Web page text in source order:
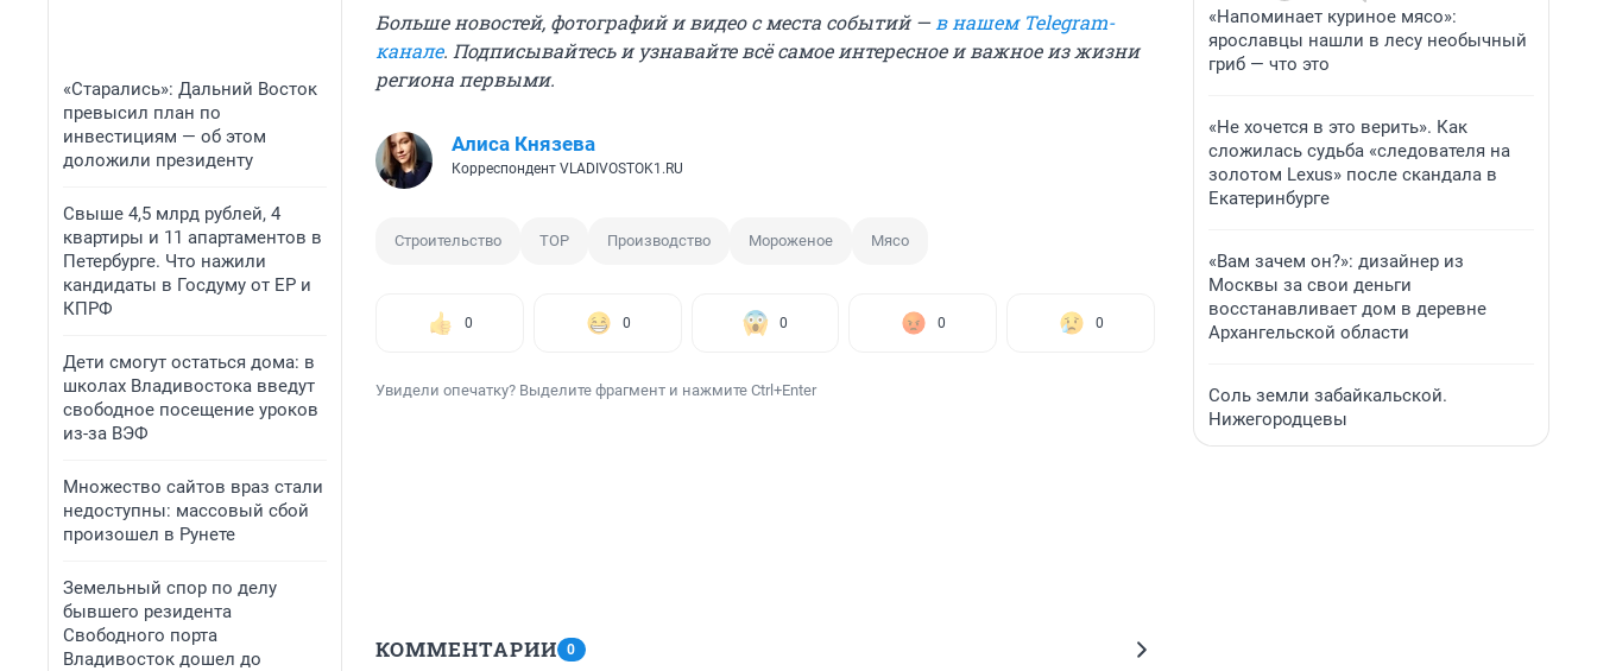
«Старались»: Дальний Восток
превысил план по
инвестициям — об этом
доложили президенту
Свыше 4,5 млрд рублей, 4
квартиры и 11 апартаментов в
Петербурге. Что нажили
кандидаты в Госдуму от ЕР и
КПРФ
Дети смогут остаться дома: в
школах Владивостока введут
свободное посещение уроков
из-за ВЭФ
Множество сайтов враз стали
недоступны: массовый сбой
произошел в Рунете
Земельный спор по делу
бывшего резидента
Свободного порта
Владивосток дошел до
Больше новостей, фотографий и видео с места событий — в нашем Telegram-
канале. Подписывайтесь и узнавайте всё самое интересное и важное из жизни
региона первыми.
Алиса Князева
Корреспондент VLADIVOSTOK1.RU
Строительство ТОР Производство Мороженое Мясо
0 0 0 0 0
Увидели опечатку? Выделите фрагмент и нажмите Ctrl+Enter
КОММЕНТАРИИ 0
«Напоминает куриное мясо»:
ярославцы нашли в лесу необычный
гриб — что это
«Не хочется в это верить». Как
сложилась судьба «следователя на
золотом Lexus» после скандала в
Екатеринбурге
«Вам зачем он?»: дизайнер из
Москвы за свои деньги
восстанавливает дом в деревне
Архангельской области
Соль земли забайкальской.
Нижегородцевы